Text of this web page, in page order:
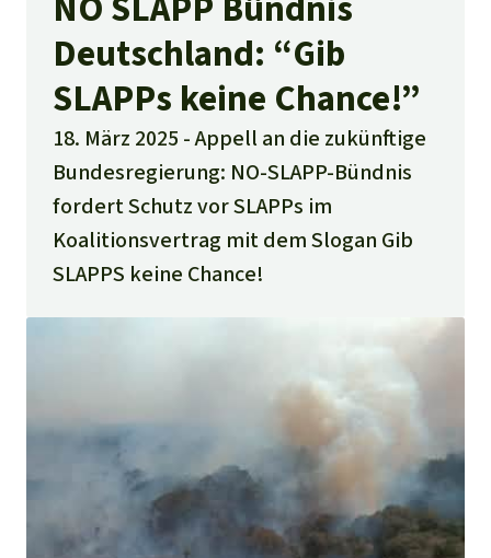
Deutschland: “Gib
SLAPPs keine Chance!”
18. März 2025 - Appell an die zukünftige
Bundesregierung: NO-SLAPP-Bündnis
fordert Schutz vor SLAPPs im
Koalitionsvertrag mit dem Slogan Gib
SLAPPS keine Chance!